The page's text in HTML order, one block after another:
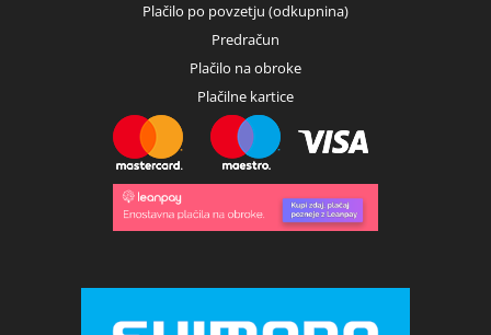
Plačilo po povzetju (odkupnina)
Predračun
Plačilo na obroke
Plačilne kartice